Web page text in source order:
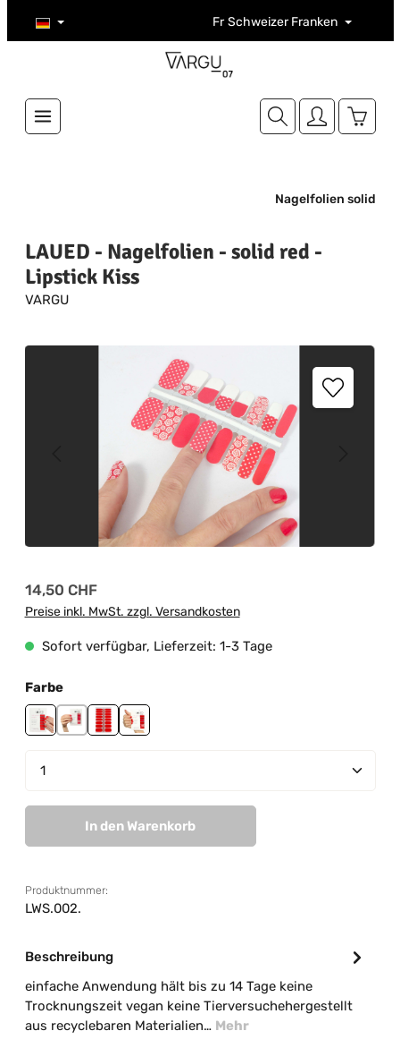
Zum Hauptinhalt springen Fr Schweizer Franken
Nagelfolien solid
LAUED - Nagelfolien - solid red -
Lipstick Kiss
VARGU
Bildergalerie überspringen
Regulärer Preis:
14,50 CHF
Preise inkl. MwSt. zzgl. Versandkosten
Sofort verfügbar, Lieferzeit: 1-3 Tage
Farbeauswählen
Fire RoseLipstick Kiss
Red Treasure
Secret Love
Produkt Anzahl: Gib den gewünschten Wert ein
In den Warenkorb
Produktnummer:
LWS.002.
Beschreibung
einfache Anwendung hält bis zu 14 Tage keine
Trocknungszeit vegan keine Tierversuchehergestellt
aus recyclebaren Materialien… Mehr